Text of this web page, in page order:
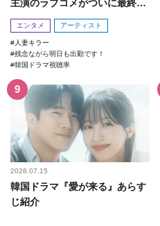
主演のラブコメがついに最終
回！
エンタメ アーティスト
人妻キラー
残念ながら明日も出勤です！
韓国ドラマ視聴率
2026.07.15
韓国ドラマ『愛が来る』あらす
じ紹介